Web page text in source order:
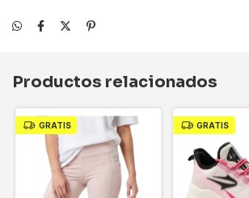
Productos relacionados
GRATIS GRATIS